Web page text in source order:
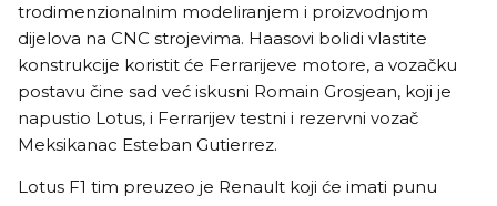
trodimenzionalnim modeliranjem i proizvodnjom
dijelova na CNC strojevima. Haasovi bolidi vlastite
konstrukcije koristit će Ferrarijeve motore, a vozačku
postavu čine sad već iskusni Romain Grosjean, koji je
napustio Lotus, i Ferrarijev testni i rezervni vozač
Meksikanac Esteban Gutierrez.
Lotus F1 tim preuzeo je Renault koji će imati punu